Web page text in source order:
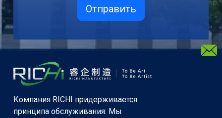
Компания RICHI придерживается
принципа обслуживания: Мы